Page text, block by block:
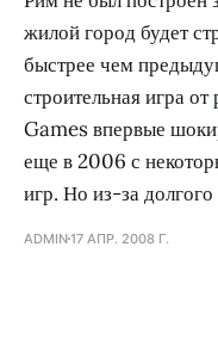
жилой город будет
быстрее чем
строительная игра
Games впервые
еще в 2006 с
игр. Но из-за
ADMIN17 АПР. 2008 Г.